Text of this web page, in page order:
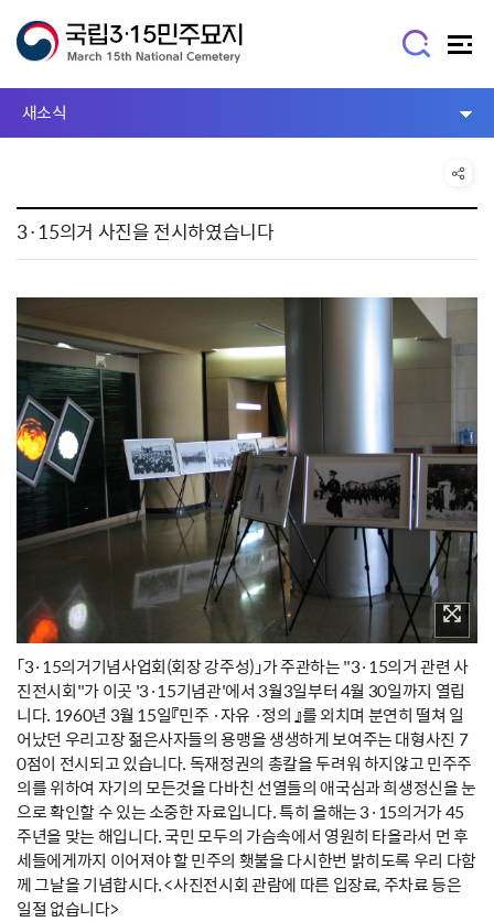
새소식
3·15의거 사진을 전시하였습니다
「3·15의거기념사업회(회장 강주성)」가 주관하는 "3·15의거 관련 사
진전시회"가 이곳 '3·15기념관'에서 3월3일부터 4월 30일까지 열립
니다. 1960년 3월 15일『민주 ·자유 ·정의 』를 외치며 분연히 떨쳐 일
어났던 우리고장 젊은사자들의 용맹을 생생하게 보여주는 대형사진 7
0점이 전시되고 있습니다. 독재정권의 총칼을 두려워 하지않고 민주주
의를 위하여 자기의 모든것을 다바친 선열들의 애국심과 희생정신을 눈
으로 확인할 수 있는 소중한 자료입니다. 특히 올해는 3·15의거가 45
주년을 맞는 해입니다. 국민 모두의 가슴속에서 영원히 타올라서 먼 후
세들에게까지 이어져야 할 민주의 횃불을 다시한번 밝히도록 우리 다함
께 그날을 기념합시다. <사진전시회 관람에 따른 입장료, 주차료 등은
일절 없습니다>